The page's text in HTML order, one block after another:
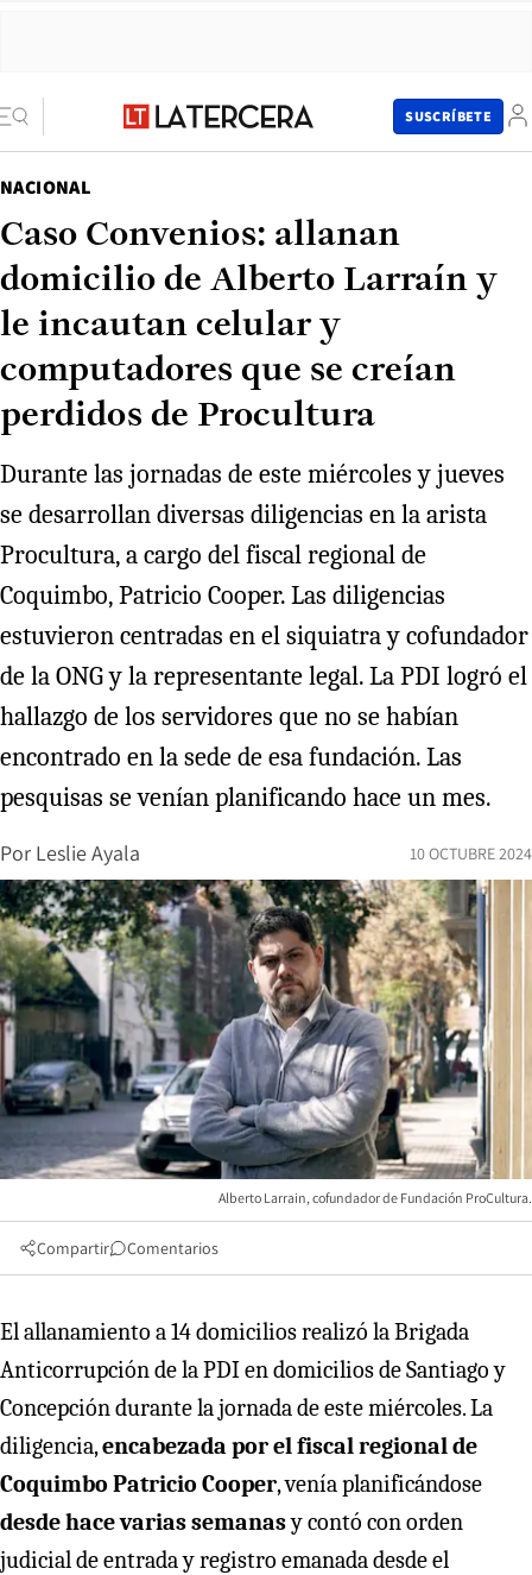
SUSCRÍBETE
NACIONAL
Caso Convenios: allanan
domicilio de Alberto Larraín y
le incautan celular y
computadores que se creían
perdidos de Procultura
Durante las jornadas de este miércoles y jueves
se desarrollan diversas diligencias en la arista
Procultura, a cargo del fiscal regional de
Coquimbo, Patricio Cooper. Las diligencias
estuvieron centradas en el siquiatra y cofundador
de la ONG y la representante legal. La PDI logró el
hallazgo de los servidores que no se habían
encontrado en la sede de esa fundación. Las
pesquisas se venían planificando hace un mes.
Por Leslie Ayala 10 OCTUBRE 2024
Alberto Larrain, cofundador de Fundación ProCultura.
Compartir Comentarios
El allanamiento a 14 domicilios realizó la Brigada
Anticorrupción de la PDI en domicilios de Santiago y
Concepción durante la jornada de este miércoles. La
diligencia,encabezada por el fiscal regional de
Coquimbo Patricio Cooper, venía planificándose
desde hace varias semanasy contó con orden
judicial de entrada y registro emanada desde el